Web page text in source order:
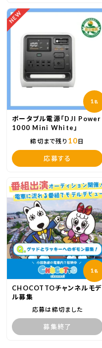
NEW
1 名
ポータブル電源「DJI Power
1000 Mini White」
締切まで残り 10日
応募する
1名
CHOCOTTOチャンネルモデ
ル募集
応募は締切ました
募集終了